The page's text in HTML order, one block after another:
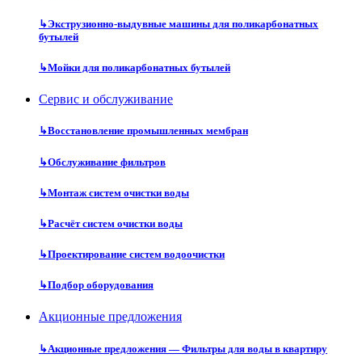
↳Экструзионно-выдувные машины для поликарбонатных
бутылей
↳Мойки для поликарбонатных бутылей
Сервис и обслуживание
↳Восстановление промышленных мембран
↳Обслуживание фильтров
↳Монтаж систем очистки воды
↳Расчёт систем очистки воды
↳Проектирование систем водоочистки
↳Подбор оборудования
Акционные предложения
↳Акционные предложения — Фильтры для воды в квартиру